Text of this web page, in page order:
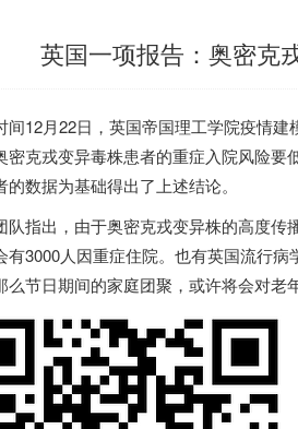
英国一项报告：奥密克
间12月22日， 英国帝国理工学院疫情建
密克戎变异毒株患者的重症入院风险要
的数据为基础得出了上述结论。
队指出，由于奥密克戎变异株的高度传
有3000人因重症住院。也有英国流行病
么节日期间的家庭团聚，或许将会对老